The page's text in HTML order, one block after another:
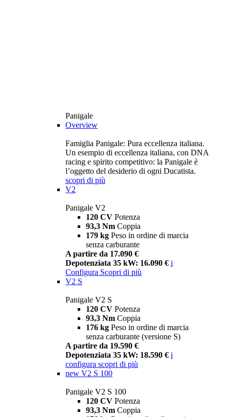
Panigale
Overview
Famiglia Panigale: Pura eccellenza italiana.
Un esempio di eccellenza italiana, con DNA
racing e spirito competitivo: la Panigale è
l’oggetto del desiderio di ogni Ducatista.
scopri di più
V2
Panigale V2
120 CV Potenza
93,3 Nm Coppia
179 kg Peso in ordine di marcia
senza carburante
A partire da 17.090 €
Depotenziata 35 kW: 16.090 € i
Configura Scopri di più
V2 S
Panigale V2 S
120 CV Potenza
93,3 Nm Coppia
176 kg Peso in ordine di marcia
senza carburante (versione S)
A partire da 19.590 €
Depotenziata 35 kW: 18.590 € i
configura scopri di più
new V2 S 100
Panigale V2 S 100
120 CV Potenza
93,3 Nm Coppia